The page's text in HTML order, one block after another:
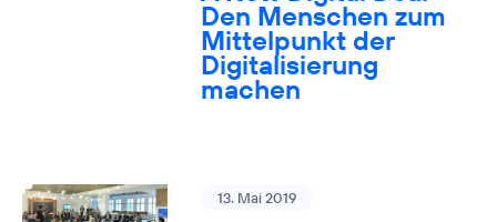
Den Menschen zum
Mittelpunkt der
Digitalisierung
machen
13. Mai 2019